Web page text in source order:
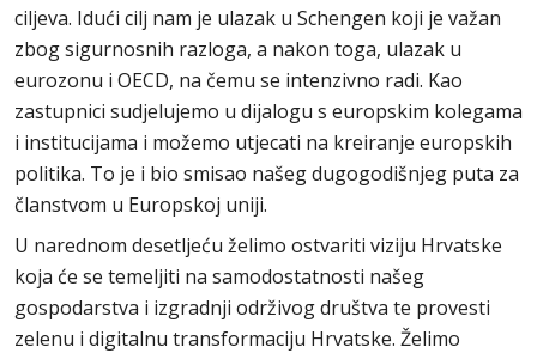
ciljeva. Idući cilj nam je ulazak u Schengen koji je važan
zbog sigurnosnih razloga, a nakon toga, ulazak u
eurozonu i OECD, na čemu se intenzivno radi. Kao
zastupnici sudjelujemo u dijalogu s europskim kolegama
i institucijama i možemo utjecati na kreiranje europskih
politika. To je i bio smisao našeg dugogodišnjeg puta za
članstvom u Europskoj uniji.
U narednom desetljeću želimo ostvariti viziju Hrvatske
koja će se temeljiti na samodostatnosti našeg
gospodarstva i izgradnji održivog društva te provesti
zelenu i digitalnu transformaciju Hrvatske. Želimo